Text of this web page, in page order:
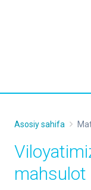
Asosiy sahifa
mahsulot